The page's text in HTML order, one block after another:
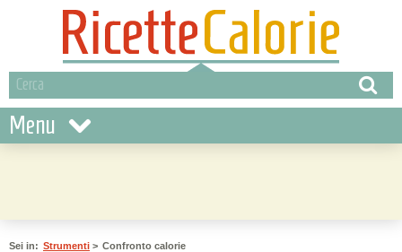
Menu
Sei in: Strumenti > Confronto calorie